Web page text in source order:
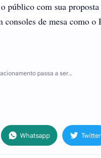
público com sua
consoles de mesa como o